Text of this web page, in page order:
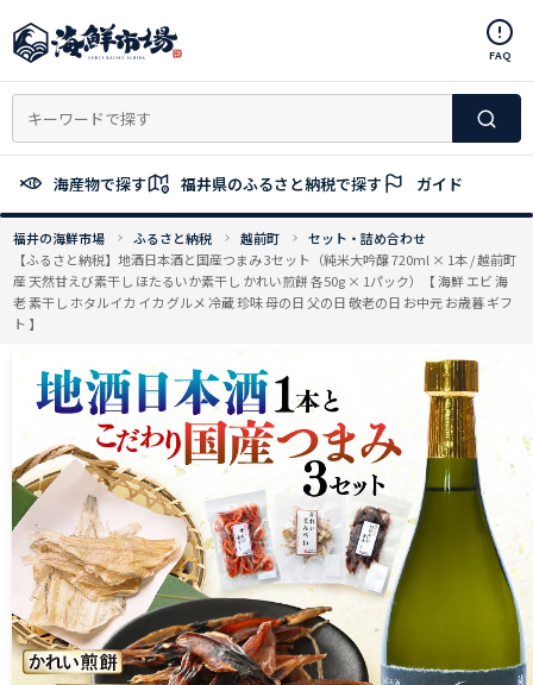
ン
ン
へ
ッ
FAQ
海産物で探す 福井県のふるさと納税で探す ガイド
福井の海鮮市場 ふるさと納税 越前町
セット・詰め合わせ
【ふるさと納税】地酒日本酒と国産つまみ 3セット（純米大吟醸 720ml × 1本 / 越前町
産 天然甘えび素干し ほたるいか素干し かれい煎餅 各50g × 1パック）【 海鮮 エビ 海
老 素干し ホタルイカ イカ グルメ 冷蔵 珍味 母の日 父の日 敬老の日 お中元 お歳暮 ギフ
ト 】